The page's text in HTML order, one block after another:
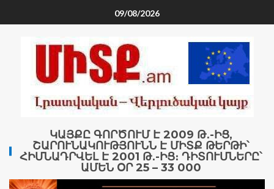
09/08/2026
ԿԱՅՔԸ ԳՈՐԾՈՒՄ Է 2009 Թ․-ԻՑ,
ՇԱՐՈՒՆԱԿՈՒԹՅՈՒՆՆ Է ՄԻՏՔ ԹԵՐԹԻ՝
ՀԻՄՆԱԴՐՎԵԼ Է 2001 Թ․-ԻՑ։ ԴԻՏՈՒՄՆԵՐԸ՝
ԱՄԵՆ ՕՐ 25 – 33 000